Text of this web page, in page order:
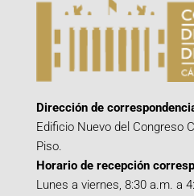
Dirección de
Edificio Nuevo del Congreso
Piso.
Horario de recepción
Lunes a viernes, 8:30 a.m. a